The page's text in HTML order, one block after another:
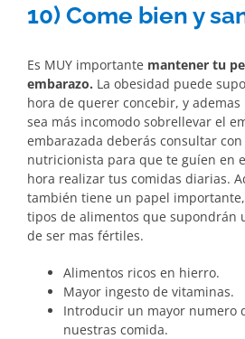
10) Come bien y
Es MUY importante mantener tu
embarazo. La obesidad puede
hora de querer concebir, y
sea más incomodo sobrellevar el
embarazada deberás consultar
nutricionista para que te guíen en
hora realizar tus comidas diarias.
también tiene un papel
tipos de alimentos que supondrán
de ser mas fértiles.
Alimentos ricos en hierro.
Mayor ingesto de vitaminas.
Introducir un mayor numero
nuestras comida.